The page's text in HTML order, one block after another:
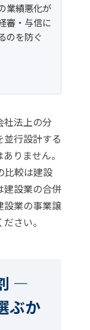
業績悪化が
審・与信に
のを防ぐ
社法上の分
行設計する
りません。
比較は建設
建設業の合併
設業の事業譲
さい。
—
ぶか